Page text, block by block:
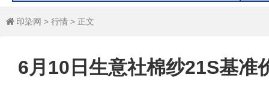
 印染网 > 行情 > 正文
6月10日生意社棉纱21S基准